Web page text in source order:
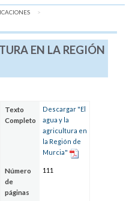
EN LA REGIÓN
Texto
Completo
Descargar "El
agua y la
agricultura en
la Región de
Murcia"
Número
de
páginas
111